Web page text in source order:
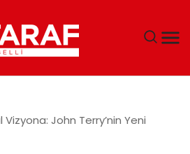
John Terry’nin Yeni